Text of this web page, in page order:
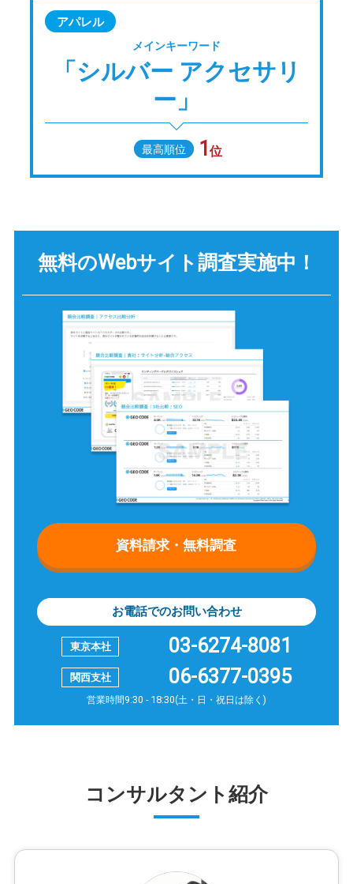
アパレル
メインキーワード
「シルバー アクセサリ
ー」
最高順位 1 位
無料のWebサイト調査実施中！
お電話でのお問い合わせ
03-6274-8081
06-6377-0395
営業時間9:30 - 18:30(土・日・祝日は除く)
資料請求・無料調査
コンサルタント紹介